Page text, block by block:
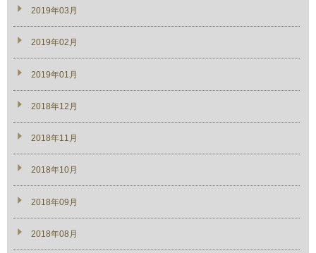
2019年03月
2019年02月
2019年01月
2018年12月
2018年11月
2018年10月
2018年09月
2018年08月